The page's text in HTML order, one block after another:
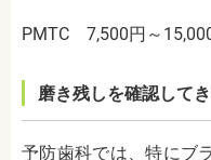
PMTC 7,500円～
磨き残しを確認して
予防歯科では、特にブ